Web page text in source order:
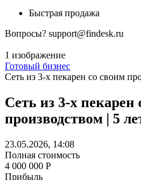
Быстрая продажа
Вопросы? support@findesk.ru
1 изображение
Готовый бизнес
Сеть из 3-х пекарен со своим
Сеть из 3-х пекарен
производством | 5
23.05.2026, 14:08
Полная стоимость
4 000 000 Р
Прибыль